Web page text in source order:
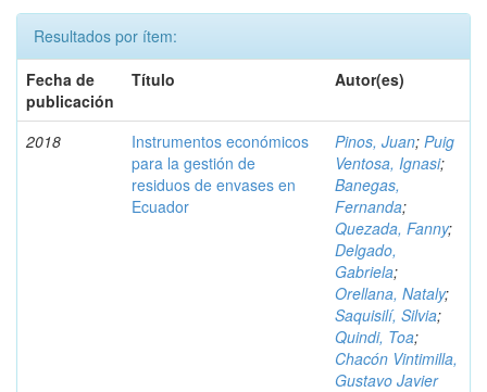
Resultados por ítem:
Fecha de
publicación
Título Autor(es)
2018
Instrumentos económicos
para la gestión de
residuos de envases en
Ecuador
Pinos, Juan; Puig
Ventosa, Ignasi;
Banegas,
Fernanda;
Quezada, Fanny;
Delgado,
Gabriela;
Orellana, Nataly;
Saquisilí, Silvia;
Quindi, Toa;
Chacón Vintimilla,
Gustavo Javier